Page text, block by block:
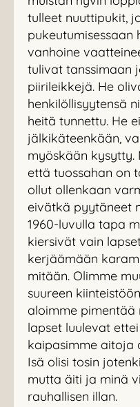
tulleet nuuttipukit,
pukeutumisessaan
vanhoine
tulivat tanssimaan
piirileikkejä. He
henkilöllisyytensä
heitä tunnettu. He
jälkikäteenkään,
myöskään kysytty.
että tuossahan on
ollut ollenkaan
eivätkä pyytäneet
1960-luvulla tapa
kiersivät vain
kerjäämään
mitään. Olimme
suureen
aloimme
lapset luulevat
kaipasimme aitoja
Isä olisi tosin
mutta äiti ja minä
rauhallisen illan.